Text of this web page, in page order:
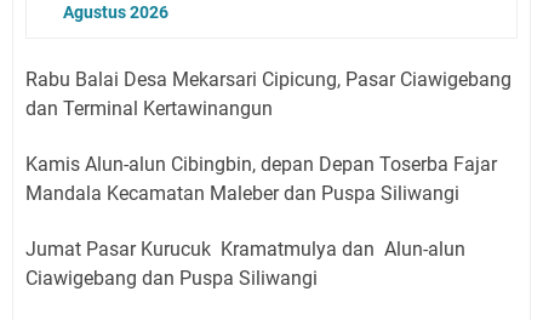
Agustus 2026
Rabu Balai Desa Mekarsari Cipicung, Pasar Ciawigebang
dan Terminal Kertawinangun
Kamis Alun-alun Cibingbin, depan Depan Toserba Fajar
Mandala Kecamatan Maleber dan Puspa Siliwangi
Jumat Pasar Kurucuk Kramatmulya dan Alun-alun
Ciawigebang dan Puspa Siliwangi